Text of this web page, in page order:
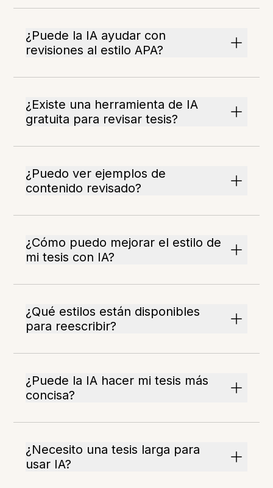
¿Puede la IA ayudar con
revisiones al estilo APA?
¿Existe una herramienta de IA
gratuita para revisar tesis?
¿Puedo ver ejemplos de
contenido revisado?
¿Cómo puedo mejorar el estilo de
mi tesis con IA?
¿Qué estilos están disponibles
para reescribir?
¿Puede la IA hacer mi tesis más
concisa?
¿Necesito una tesis larga para
usar IA?